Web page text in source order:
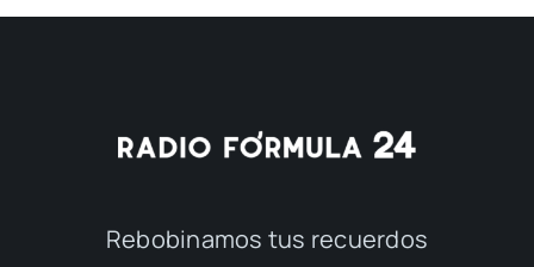
Rebobinamos tus recuerdos